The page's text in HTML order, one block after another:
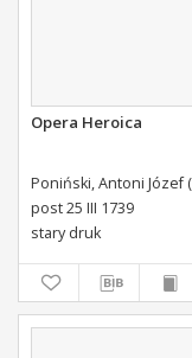
Opera Heroica
post 25 III 1739
stary druk